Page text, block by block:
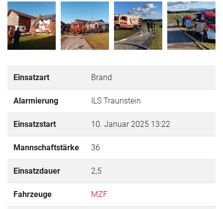
Einsatzart Brand
Alarmierung ILS Traunstein
Einsatzstart 10. Januar 2025 13:22
Mannschaftstärke 36
Einsatzdauer 2,5
Fahrzeuge MZF